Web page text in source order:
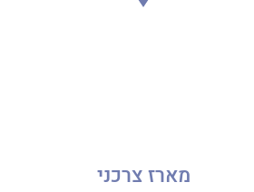
מארז צרכני